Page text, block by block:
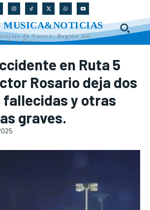
MUSICA&NOTICIAS
de Curicó, Región del
y Chile
en Ruta 5
Rosario deja dos
fallecidas y otras
graves.